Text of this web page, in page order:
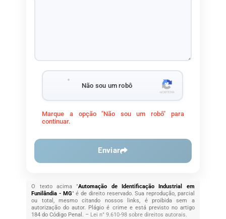
Não sou um robô
Marque a opção "Não sou um robô" para
continuar.
Enviar
O texto acima "Automação de Identificação Industrial em
Funilândia - MG" é de direito reservado. Sua reprodução, parcial
ou total, mesmo citando nossos links, é proibida sem a
autorização do autor. Plágio é crime e está previsto no artigo
184 do Código Penal. – Lei n° 9.610-98 sobre direitos autorais.